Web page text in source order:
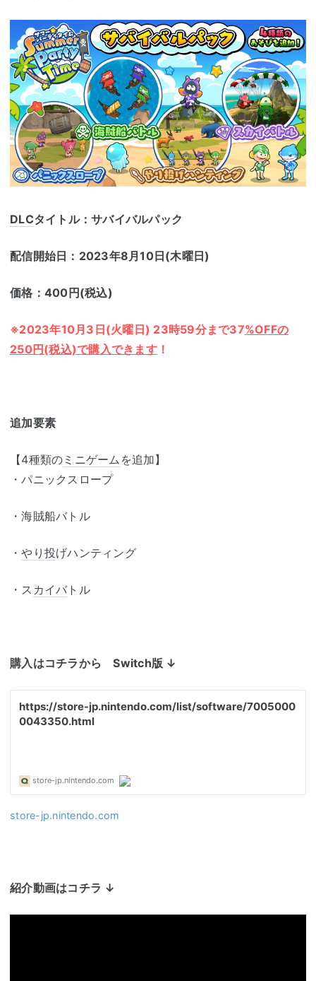
DLCタイトル：サバイバルパック
配信開始日：2023年8月10日(木曜日)
価格：400円(税込)
※2023年10月3日(火曜日) 23時59分まで37%OFFの
250円(税込)で購入できます！
追加要素
【4種類の ミニゲーム を追加】
・パニックスロープ
・海賊船バトル
・やり投げハンティング
・ス カイバ トル
購入はコチラから Switch版 ↓
store-jp.nintendo.com
紹介動画はコチラ ↓